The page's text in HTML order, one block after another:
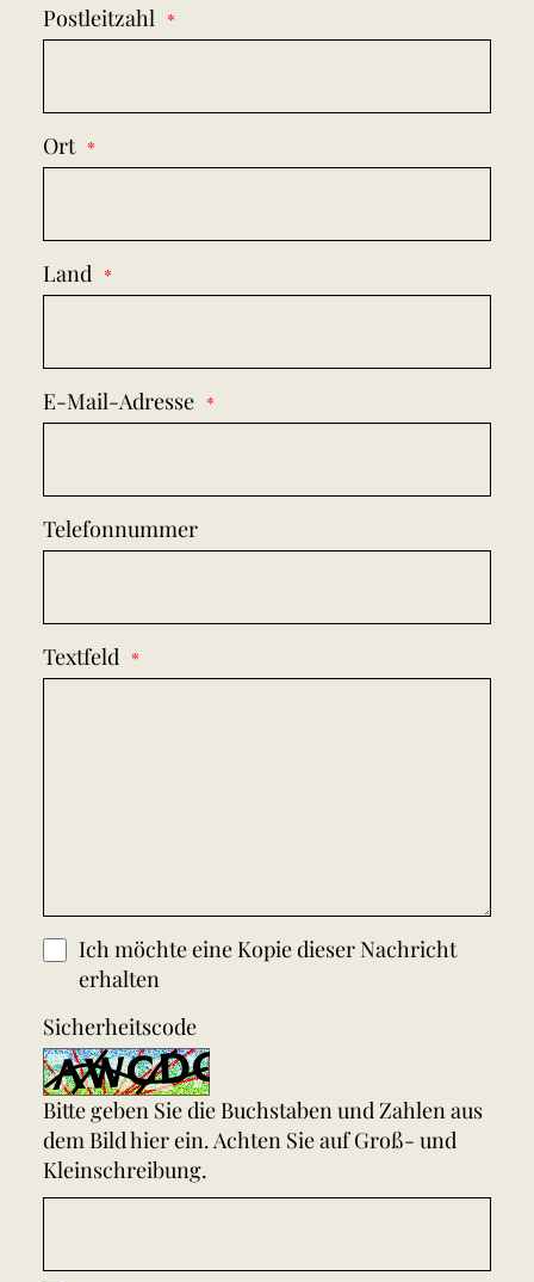
Postleitzahl
Ort
Land
E-Mail-Adresse
Telefonnummer
Textfeld
Ich möchte eine Kopie dieser Nachricht
erhalten
Sicherheitscode
Bitte geben Sie die Buchstaben und Zahlen aus
dem Bild hier ein. Achten Sie auf Groß- und
Kleinschreibung.